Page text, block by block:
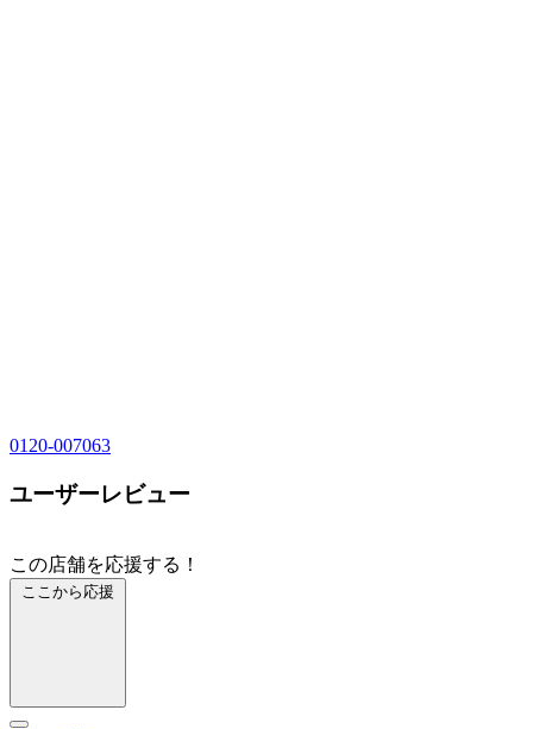
0120-007063
ユーザーレビュー
この店舗を応援する！
ここから応援